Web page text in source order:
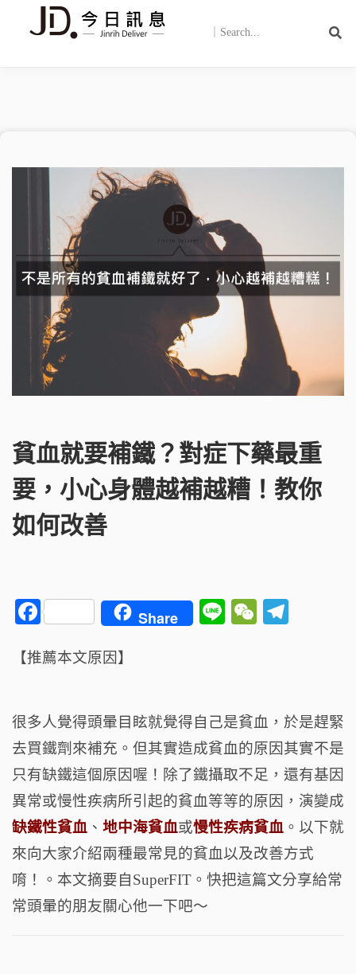
貧血就要補鐵？對症下藥最重
要，小心身體越補越糟！教你
如何改善
F
c
b
o
o
k
Share
Li W
a
t
ra
m
【推薦本文原因】
很多人覺得頭暈目眩就覺得自己是貧血，於是趕緊
去買鐵劑來補充。 但其實造成貧血的原因其實不是
只有缺鐵這個原因喔！除了鐵攝取不足，還有基因
異常或慢性疾病所引起的貧血等等的原因，演變成
缺鐵性貧血 、 地中海貧血或慢性疾病貧血 。以下就
來向大家介紹兩種最常見的貧血以及改善方式
唷！
。本文摘要自SuperFIT。快把這篇文分享給常
常頭暈的朋友關心他一下吧～